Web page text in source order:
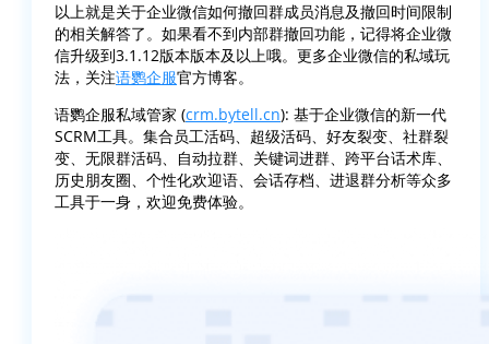
以上就是关于企业微信如何撤回群成员消息及撤回时间限制
的相关解答了。如果看不到内部群撤回功能，记得将企业微
信升级到3.1.12版本版本及以上哦。更多企业微信的私域玩
法，关注语鹦企服官方博客。
语鹦企服私域管家 (crm.bytell.cn): 基于企业微信的新一代
SCRM工具。集合员工活码、超级活码、好友裂变、社群裂
变、无限群活码、自动拉群、关键词进群、跨平台话术库、
历史朋友圈、个性化欢迎语、会话存档、进退群分析等众多
工具于一身，欢迎免费体验。